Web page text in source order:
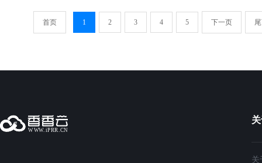
首页 1 2 3 4 5 下一页
关